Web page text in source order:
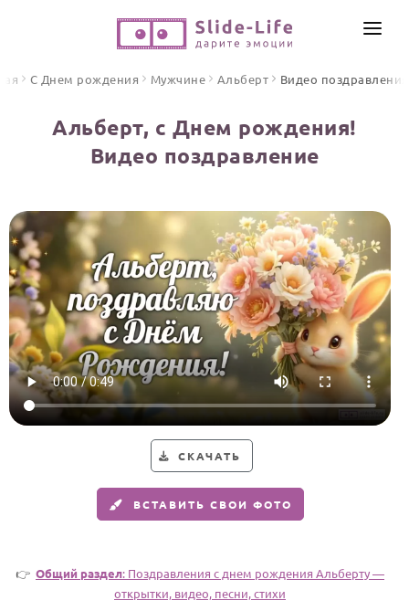
ПО ФОРМАТУ
Песни поздравления
Открытки
Стихи и тексты
ПРАЗДНИКИ
С Днем рождения
Юбилей
Свадьба
Годовщина свадьбы
Календарь праздников
Мужчине
ИНСТРУМЕНТЫ
ЦЕНЫ
ОТЗЫВЫ
С Днем рождения Мужчине Альберт Видео поздравления
Альберт, с Днем рождения!
Видео поздравление
СКАЧАТЬ
ВСТАВИТЬ СВОИ ФОТО
👉 Общий раздел: Поздравления с днем рождения Альберту —
открытки, видео, песни, стихи